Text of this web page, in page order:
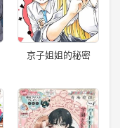
京子姐姐的秘密